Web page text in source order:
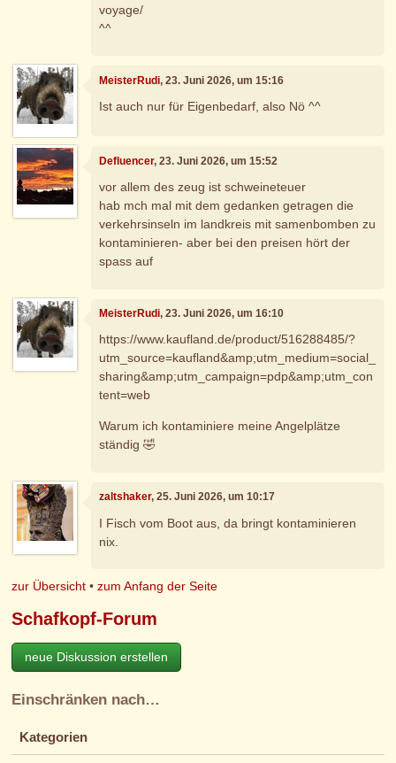
voyage/
^^
MeisterRudi, 23. Juni 2026, um 15:16
Ist auch nur für Eigenbedarf, also Nö ^^
Defluencer, 23. Juni 2026, um 15:52
vor allem des zeug ist schweineteuer
hab mch mal mit dem gedanken getragen die
verkehrsinseln im landkreis mit samenbomben zu
kontaminieren- aber bei den preisen hört der
spass auf
MeisterRudi, 23. Juni 2026, um 16:10
https://www.kaufland.de/product/516288485/?
utm_source=kaufland&amp;utm_medium=social_
sharing&amp;utm_campaign=pdp&amp;utm_con
tent=web
Warum ich kontaminiere meine Angelplätze
ständig 🤣
zaltshaker, 25. Juni 2026, um 10:17
I Fisch vom Boot aus, da bringt kontaminieren
nix.
zur Übersicht •zum Anfang der Seite
Schafkopf-Forum
neue Diskussion erstellen
Einschränken nach…
Kategorien